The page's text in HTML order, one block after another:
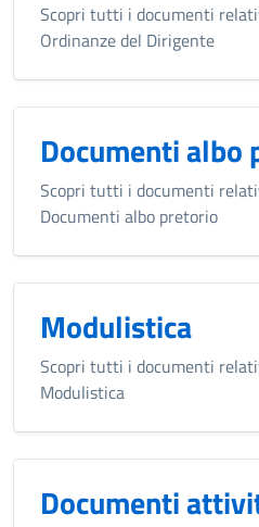
Scopri tutti i documenti
Ordinanze del Dirigente
Documenti albo
Scopri tutti i documenti
Documenti albo pretorio
Modulistica
Scopri tutti i documenti
Modulistica
Documenti